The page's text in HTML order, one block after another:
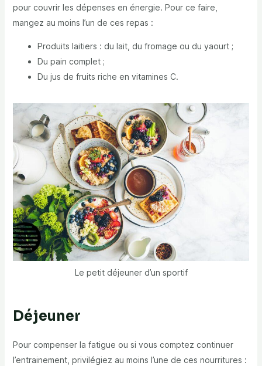
pour couvrir les dépenses en énergie. Pour ce faire,
mangez au moins l’un de ces repas :
Produits laitiers : du lait, du fromage ou du yaourt ;
Du pain complet ;
Du jus de fruits riche en vitamines C.
Le petit déjeuner d’un sportif
Déjeuner
Pour compenser la fatigue ou si vous comptez continuer
l’entrainement, privilégiez au moins l’une de ces nourritures :